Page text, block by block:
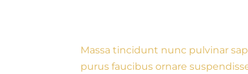
Massa tincidunt nunc pulvinar
purus faucibus ornare